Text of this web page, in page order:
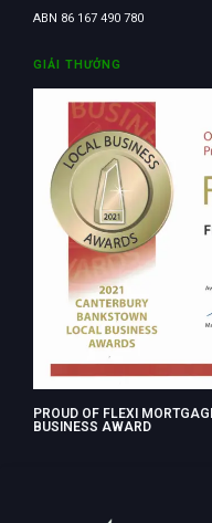
ABN 86 167 490 780
GIẢI THƯỞNG
PROUD OF FLEXI
BUSINESS AWARD